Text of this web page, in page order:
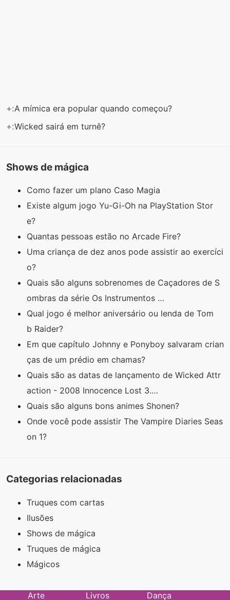
+:A mímica era popular quando começou?
+:Wicked sairá em turnê?
Shows de mágica
Como fazer um plano Caso Magia
Existe algum jogo Yu-Gi-Oh na PlayStation Stor
e?
Quantas pessoas estão no Arcade Fire?
Uma criança de dez anos pode assistir ao exercíci
o?
Quais são alguns sobrenomes de Caçadores de S
ombras da série Os Instrumentos …
Qual jogo é melhor aniversário ou lenda de Tom
b Raider?
Em que capítulo Johnny e Ponyboy salvaram crian
ças de um prédio em chamas?
Quais são as datas de lançamento de Wicked Attr
action - 2008 Innocence Lost 3.…
Quais são alguns bons animes Shonen?
Onde você pode assistir The Vampire Diaries Seas
on 1?
Categorias relacionadas
Truques com cartas
Ilusões
Shows de mágica
Truques de mágica
Mágicos
Arte Livros Dança